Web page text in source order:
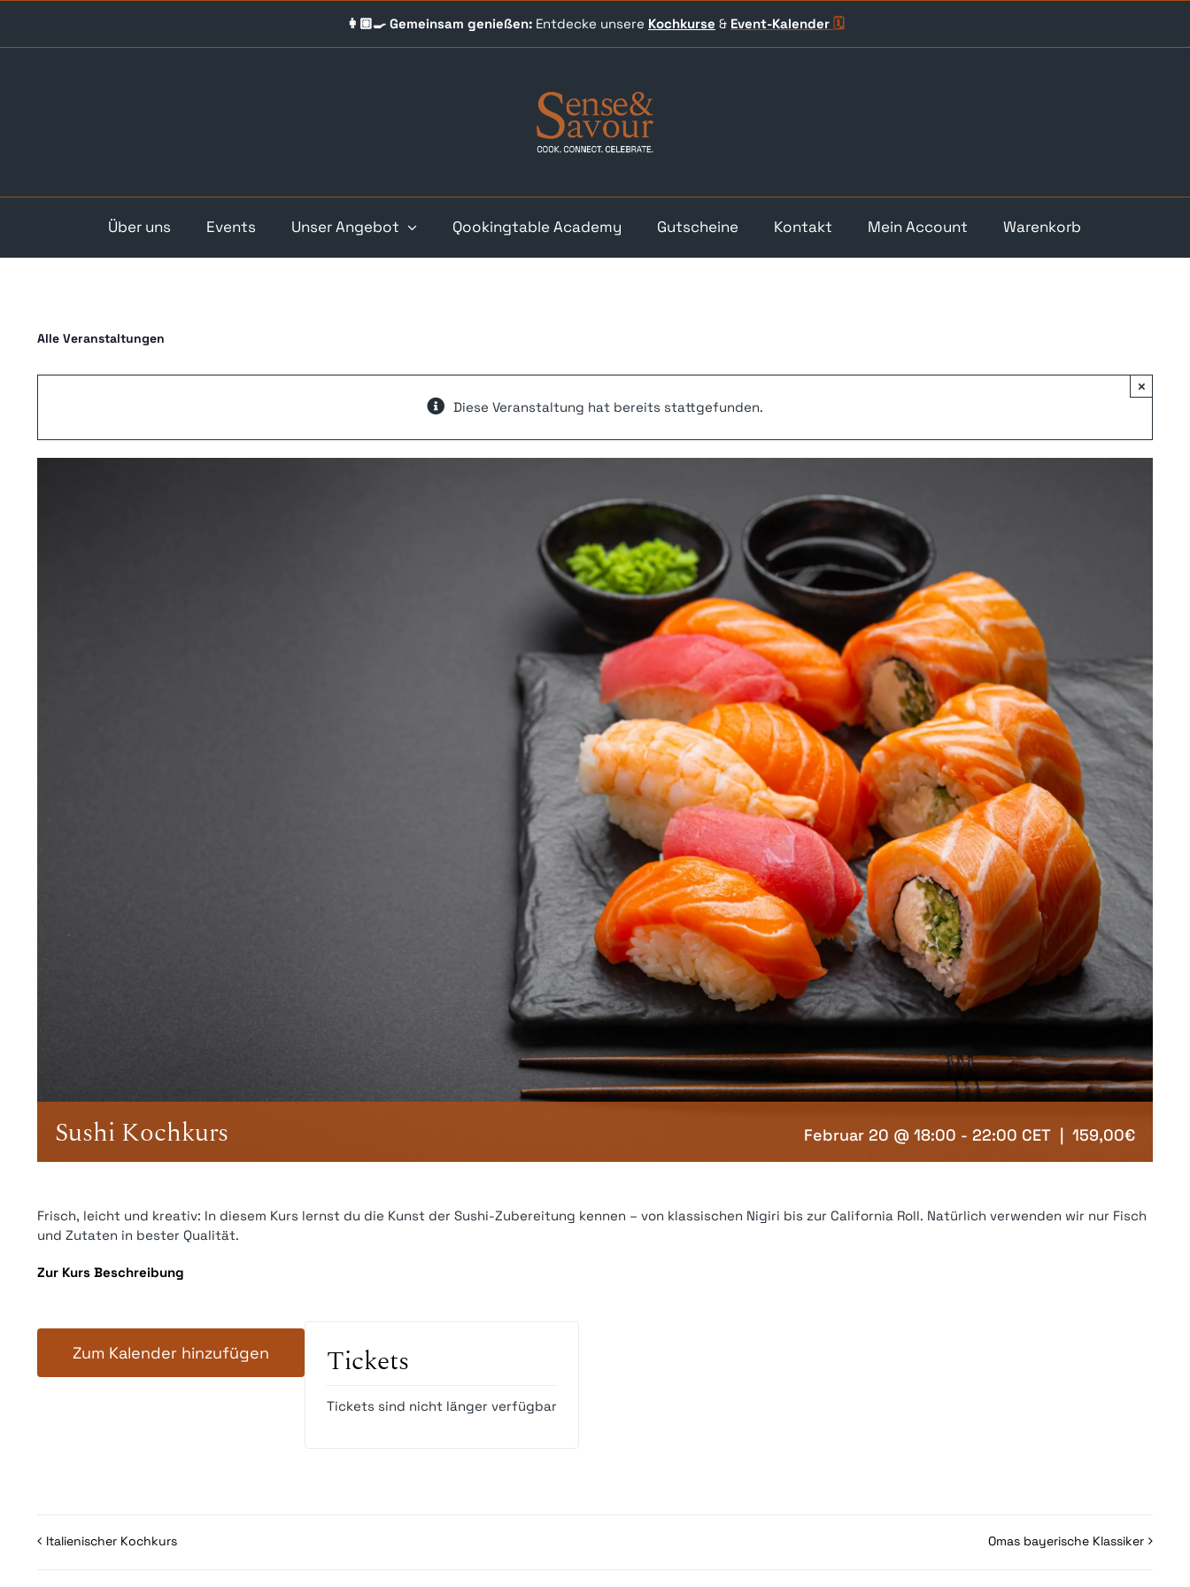
content
👩🏼‍🍳 Gemeinsam genießen: Entdecke unsere Kochkurse & Event-Kalender 🗓️
Über uns Events Unser Angebot Qookingtable Academy Gutscheine Kontakt Mein Account Warenkorb
Alle Veranstaltungen
Diese Veranstaltung hat bereits stattgefunden.
×
Sushi Kochkurs Februar 20 @ 18:00 - 22:00 CET | 159,00€
Frisch, leicht und kreativ: In diesem Kurs lernst du die Kunst der Sushi-Zubereitung kennen – von klassischen Nigiri bis zur California Roll. Natürlich verwenden wir nur Fisch
und Zutaten in bester Qualität.
Zur Kurs Beschreibung
Zum Kalender hinzufügen Tickets
Tickets sind nicht länger verfügbar
Italienischer Kochkurs Omas bayerische Klassiker